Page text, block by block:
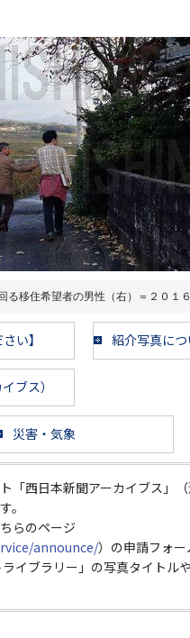
る移住希望者の男性（右）＝２０１
い】 紹介写真に
ブス）
災害・気象
「西日本新聞アーカイブス」
。
らのページ
announce/）の申請フォ
イブラリー」の写真タイトル